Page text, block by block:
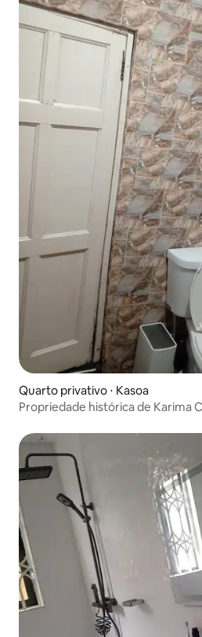
Quarto privativo ⋅ Kasoa
Propriedade histórica de Karima